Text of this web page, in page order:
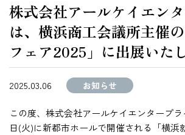
株式会社アールケイエン
は、横浜商工会議所主催
フェア2025」に出展いた
2025.03.06 お知らせ
この度、株式会社アールケイエンタープラ
日(火)に新都市ホールで開催される「横浜